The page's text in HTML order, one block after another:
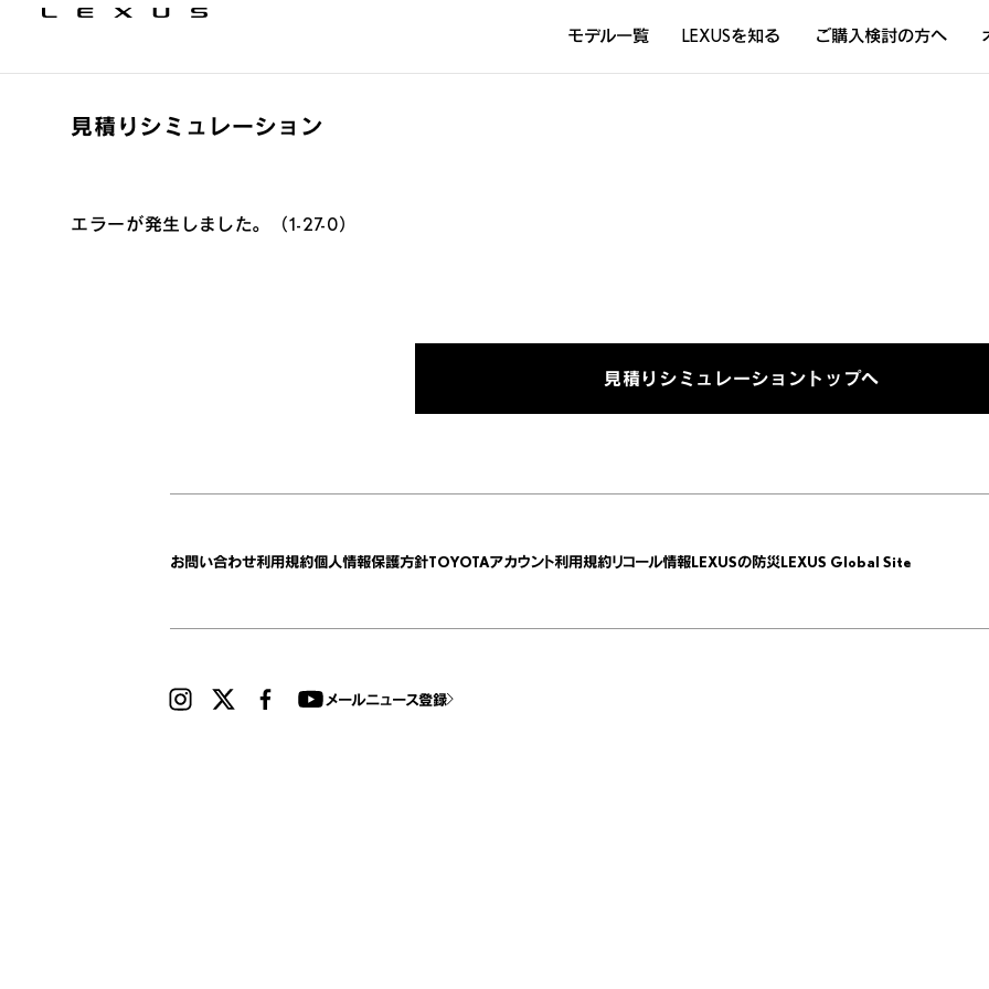
モデル一覧 LEXUSを知る ご購入検討の方へ
DISCOVER THE LEXUS LIFE
見積りシミュレーション
エラーが発生しました。（1-27-0）
見積りシミュレーショントップへ
お問い合わせ利用規約個人情報保護方針TOYOTAアカウント利用規約リコール情報LEXUSの防災LEXUS Global Site
メールニュース登録